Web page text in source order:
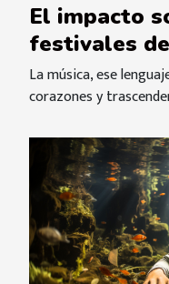
El impacto
festivales
La música, ese
corazones y